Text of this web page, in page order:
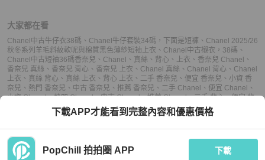
大家都在看
Chanel中古牛仔衣38碼 、 Chanel牛仔套裝34碼，下面是短褲 、 Chanel 2025/26
秋冬系列羊毛斜紋軟呢與棉質黑色薄紗短袖上衣 、 Chanel中古襯衣，38碼 、
Chanel中古短袖36碼香奈兒 、 Chanel 、 真絲 、 背心 、 上衣 、 香奈兒 Chanel 、
香奈兒 真絲 、 香奈兒 背心 、 香奈兒 上衣 、 Chanel 真絲 、 Chanel 背心 、 Chanel
上衣 、 真絲 背心 、 真絲 上衣 、 背心 上衣 、 二手 香奈兒 、 便宜 香奈兒 、 小資 香
奈兒 、 熱門 香奈兒 、 中古 香奈兒 、 推薦 香奈兒 、 二手 Chanel 、 便宜 Chanel 、
小資 Chanel、熱門 Chanel、中古 Chanel、推薦 Chanel、二手 背心、便宜 背
、熱門 背心、 中古 背心、推薦 背心、二手 上衣、便宜 上衣
熱門 上衣、中古 上衣、推薦 上衣
下載APP才能看到完整內容和優惠價格
PopChill 拍拍圈 APP 下載